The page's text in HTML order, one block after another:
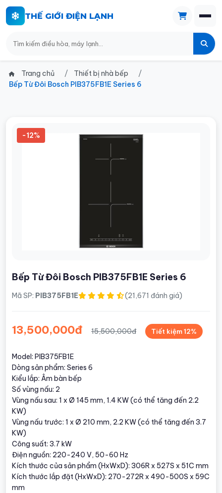
THẾ GIỚI ĐIỆN LẠNH
Trang chủ
Thiết bị nhà bếp
Bếp Từ Đôi Bosch PIB375FB1E Series 6
-12%
Bếp Từ Đôi Bosch PIB375FB1E Series 6
Mã SP: PIB375FB1E (21,671 đánh giá)
13,500,000đ 15,500,000đ Tiết kiệm 12%
Model: PIB375FB1E
Dòng sản phẩm: Series 6
Kiểu lắp: Âm bàn bếp
Số vùng nấu: 2
Vùng nấu sau: 1 x Ø 145 mm, 1.4 KW (có thể tăng đến 2.2
KW)
Vùng nấu trước: 1 x Ø 210 mm, 2.2 KW (có thể tăng đến 3.7
KW)
Công suất: 3.7 kW
Điện nguồn: 220-240 V, 50-60 Hz
Kích thước của sản phẩm (HxWxD): 306R x 527S x 51C mm
Kích thước lắp đặt (HxWxD): 270-272R x 490-500S x 59C
mm